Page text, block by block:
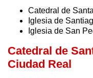
Catedral de
Iglesia de
Iglesia de San
Catedral de
Ciudad Real